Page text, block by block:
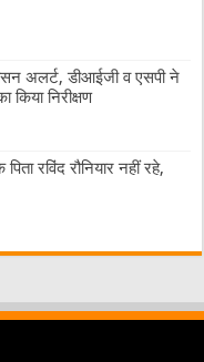
अलर्ट, डीआईजी व एसपी ने
किया निरीक्षण
रविंद रौनियार नहीं रहे,